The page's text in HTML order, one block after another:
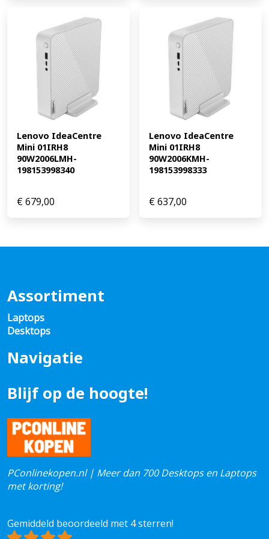
Lenovo IdeaCentre
Mini 01IRH8
90W2006LMH-
198153998340
€679,00
Lenovo IdeaCentre
Mini 01IRH8
90W2006KMH-
198153998333
€637,00
Assortiment
Laptops
Desktops
Navigatie
Blijf op de hoogte!
PConlinekopen.nl | Meer dan 700 Desktops en Laptops
met korting!
Gemiddeld beoordeeld met 4 sterren!